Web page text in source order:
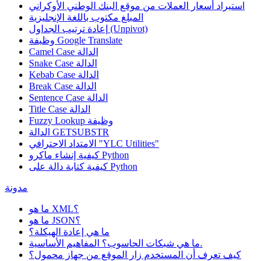
استيراد أسعار العملات من موقع البنك الوطني الأوكراني
المبلغ مكتوب باللغة الإنجليزية
إعادة ترتيب الجداول (Unpivot)
Google Translate
Camel Case الدالة
Snake Case الدالة
Kebab Case الدالة
Break Case الدالة
Sentence Case الدالة
Title Case الدالة
Fuzzy Lookup وظيفة
الدالة GETSUBSTR
الامتداد الاحترافي "YLC Utilities"
كيفية إنشاء ماكرو Python
كيفية كتابة دالة على Python
مدونة
ما هو XML؟
ما هو JSON؟
ما هي إعادة الهيكلة؟
ما هي شبكات الحاسوب؟ المفاهيم الأساسية.
كيف تعرف أن المستخدم زار الموقع من جهاز محمول؟